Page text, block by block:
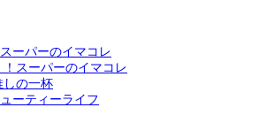
ーパーのイマコレ
スーパーのイマコレ
しの一杯
ーティーライフ